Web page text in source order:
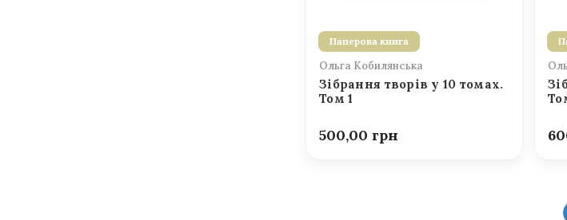
Паперова книга
Ольга Кобилянська
Зібрання творів у 10 томах.
Том 1
500,00